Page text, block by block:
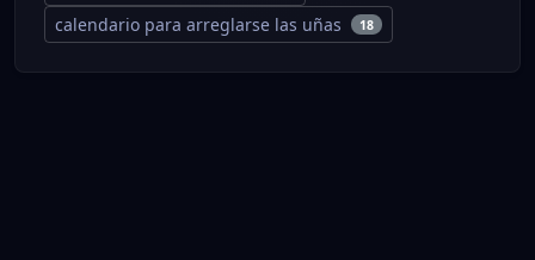
calendario para arreglarse las uñas 18